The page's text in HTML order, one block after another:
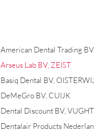
American Dental Trading
Arseus Lab BV, ZEIST
Basiq Dental BV,
DeMeGro BV, CUIJK
Dental Discount BV, VUGHT
Dentalair Products